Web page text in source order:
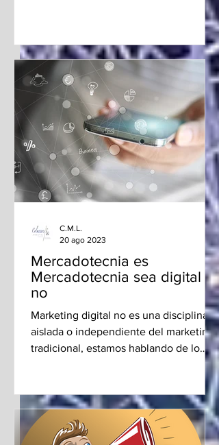
Mercadotecnia es
Mercadotecnia sea digital o
no
Marketing digital no es una disciplina
aislada o independiente del marketing
tradicional, estamos hablando de lo
C.M.L.
20 ago 2023